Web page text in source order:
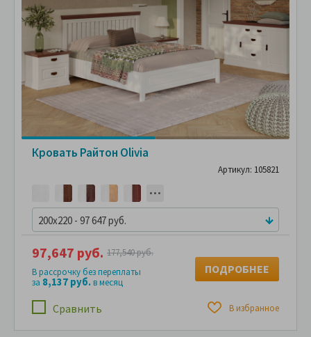
Кровать Райтон Olivia
Артикул: 105821
200x220 - 97 647 руб.
Сравнить В избранное
97,647 руб. 177,540 руб.
В рассрочку без переплаты
за 8,137 руб.в месяц
ПОДРОБНЕЕ